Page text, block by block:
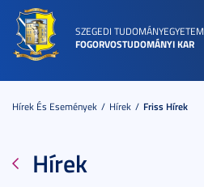
SZEGEDI TUDOMÁNYEGYETEM
FOGORVOSTUDOMÁNYI KAR
Hírek És Események Hírek Friss Hírek
Hírek